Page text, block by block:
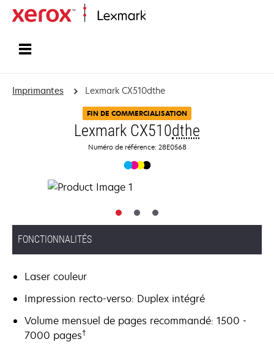
Imprimantes Lexmark CX510dthe
FIN DE COMMERCIALISATION
Lexmark CX510dthe
Numéro de référence: 28E0568
FONCTIONNALITÉS
Laser couleur
Impression recto-verso: Duplex intégré
Volume mensuel de pages recommandé: 1500 -
7000 pages†